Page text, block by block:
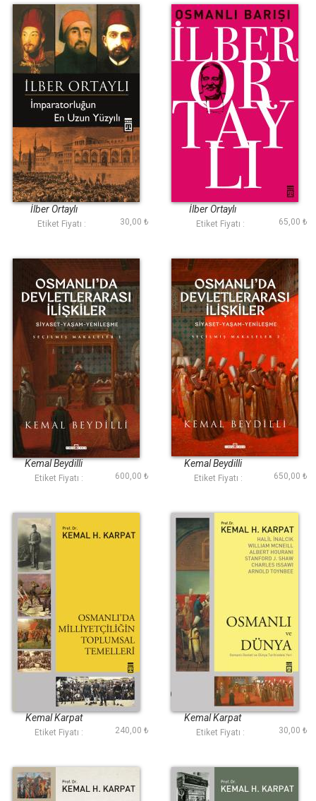
İmparatorluğun En
Uzun Yüzyılı
İlber Ortaylı
Etiket Fiyatı : 30,00 ₺
Osmanlı Barışı
İlber Ortaylı
Etiket Fiyatı : 65,00 ₺
Osmanlıda
Devletlerarası
İlişkiler/Siyaset-
Yaşam-Yenileşme
(Ciltli)
Kemal Beydilli
Etiket Fiyatı : 600,00 ₺
Osmanlıda
Devletlerarası
İlişkiler-2 (Ciltli)
Kemal Beydilli
Etiket Fiyatı : 650,00 ₺
Osmanlıda
Milliyetçiliğin
Toplumsal Temelleri
Kemal Karpat
Etiket Fiyatı : 240,00 ₺
Osmanlı ve Dünya (
Eski )
Kemal Karpat
Etiket Fiyatı : 30,00 ₺